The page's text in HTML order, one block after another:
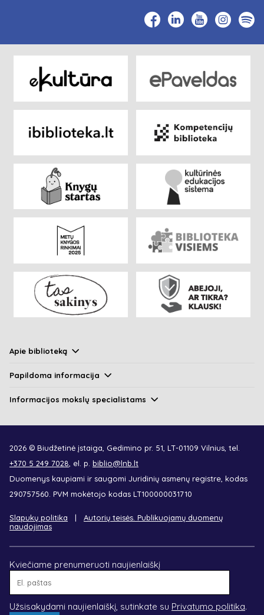
Apie biblioteką
Papildoma informacija
Informacijos mokslų specialistams
2026 © Biudžetinė įstaiga, Gedimino pr. 51, LT-01109 Vilnius, tel.
+370 5 249 7028, el. p. biblio@lnb.lt
Duomenys kaupiami ir saugomi Juridinių asmenų registre, kodas
290757560. PVM mokėtojo kodas LT100000031710
Slapukų politika
Autorių teisės. Publikuojamų duomenų
naudojimas
Kviečiame prenumeruoti naujienlaiškį
Užsisakydami naujienlaiškį, sutinkate su Privatumo politika.